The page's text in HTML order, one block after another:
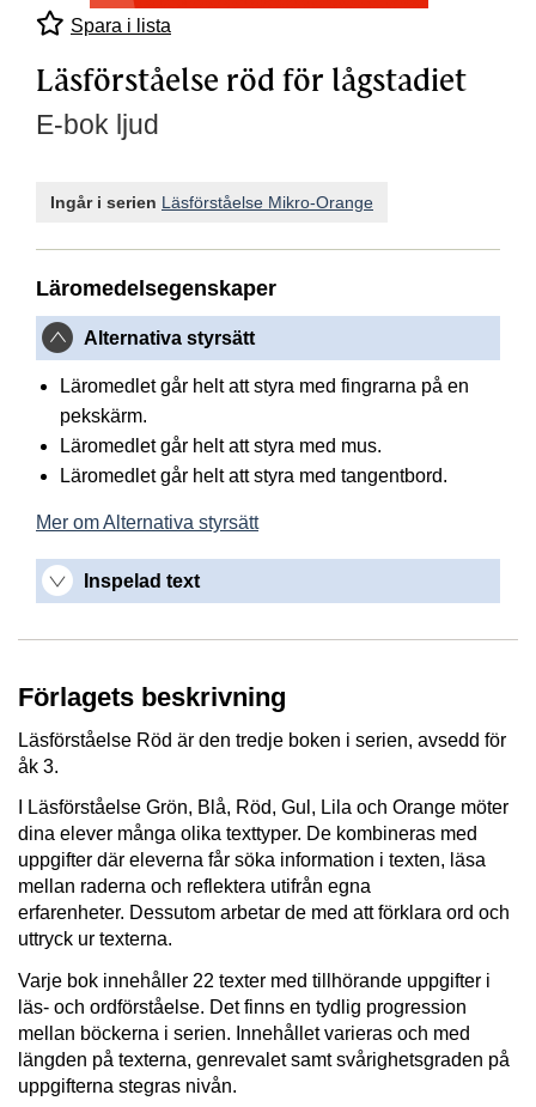
Spara i lista
Läsförståelse röd för lågstadiet
E-bok ljud
Ingår i serien Läsförståelse Mikro-Orange
Läromedelsegenskaper
Alternativa styrsätt
Läromedlet går helt att styra med fingrarna på en
pekskärm.
Läromedlet går helt att styra med mus.
Läromedlet går helt att styra med tangentbord.
Mer om Alternativa styrsätt
Inspelad text
Förlagets beskrivning
Läsförståelse Röd är den tredje boken i serien, avsedd för
åk 3.
Läsförståelse Grön, Blå, Röd, Gul, Lila och Orange möter
dina elever många olika texttyper. De kombineras med
uppgifter där eleverna får söka information i texten, läsa
mellan raderna och reflektera utifrån egna
erfarenheter. Dessutom arbetar de med att förklara ord och
uttryck ur texterna.
Varje bok innehåller 22 texter med tillhörande uppgifter i
läs- och ordförståelse. Det finns en tydlig progression
mellan böckerna i serien. Innehållet varieras och med
längden på texterna, genrevalet samt svårighetsgraden på
uppgifterna stegras nivån.